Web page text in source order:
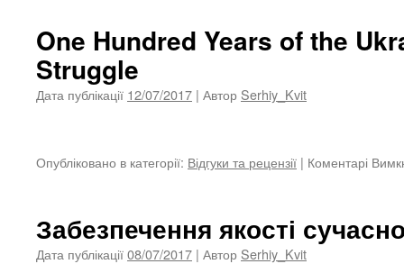
One Hundred Years of the
Struggle
Дата публікації 12/07/2017 | Автор Serhiy_Kvit
Опубліковано в категорії: Відгуки та рецензії | Коментарі
Забезпечення якості
Дата публікації08/07/2017 | Автор Serhiy_Kvit